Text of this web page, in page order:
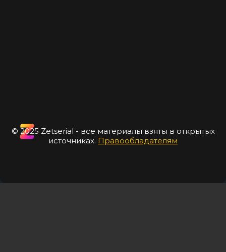
© 2025 Zetserial - все материалы взяты в открытых
источниках. Правообладателям